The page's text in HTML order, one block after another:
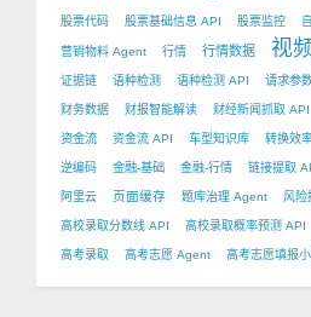
股票代码 股票基础信息 API 股票监控
营销物料 Agent 行情 行情数据 视
证据链 语种检测 语种检测 API 请求参
财务数据 财报智能解读 财经新闻抓取 API
资金流 资金流 API 车型知识库 转换效
逆编码 金融-基础 金融-行情 链接提取
阿里云 页面缓存 题库治理 Agent 风险
高校录取分数线 API 高校录取概率预测 API
高考录取 高考志愿 Agent 高考志愿填报